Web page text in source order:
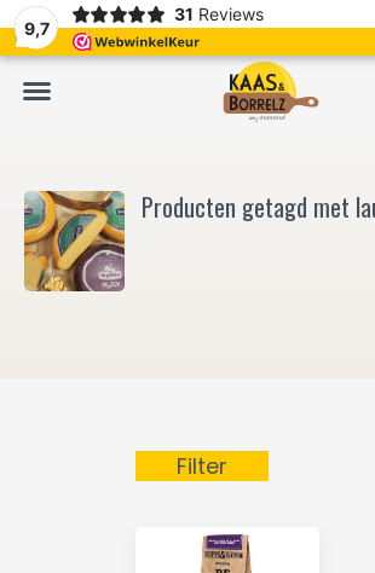
9,7
31 Reviews
Vers van het mes en gevacumeerd
Producten getagd met
Filter